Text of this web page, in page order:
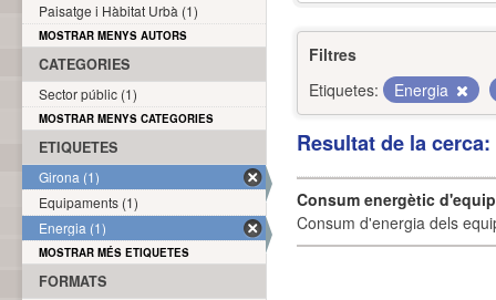
Filtres
Etiquetes:
Energia
Resultat de la
Consum energètic
Consum d'energia dels
Paisatge i Hàbitat Urbà (1)
MOSTRAR MENYS AUTORS
CATEGORIES
Sector públic (1)
MOSTRAR MENYS CATEGORIES
ETIQUETES
Girona (1)
Equipaments (1)
Energia (1)
MOSTRAR MÉS ETIQUETES
FORMATS